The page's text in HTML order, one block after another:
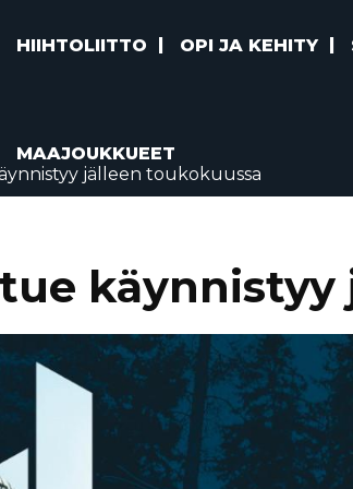
HIIHTOLIITTO OPI JA KEHITY
MAAJOUKKUEET
jälleen toukokuussa
käynnistyy